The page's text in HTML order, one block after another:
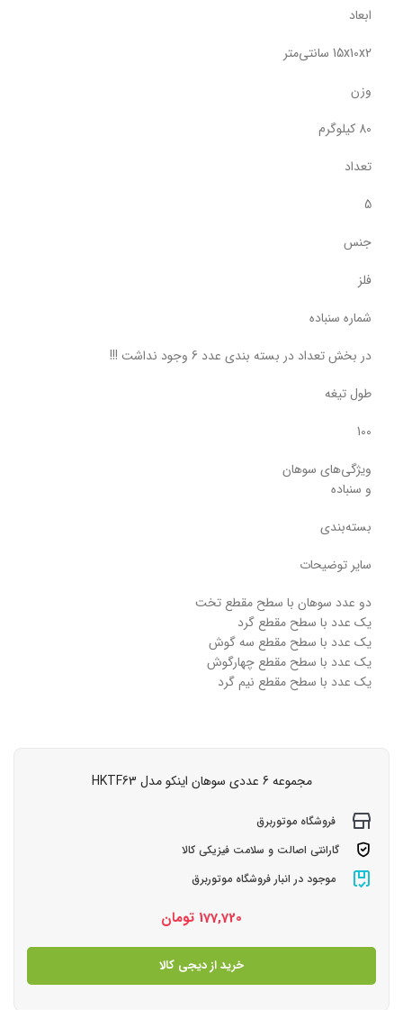
ابعاد
15x10x2 سانتی‌متر
وزن
80 کیلوگرم
تعداد
5
جنس
فلز
شماره سنباده
در بخش تعداد در بسته بندی عدد 6 وجود نداشت !!!
طول تیغه
100
ویژگی‌های سوهان
و سنباده
بسته‌بندی
سایر توضیحات
دو عدد سوهان با سطح مقطع تخت
یک عدد با سطح مقطع گرد
یک عدد با سطح مقطع سه گوش
یک عدد با سطح مقطع چهارگوش
یک عدد با سطح مقطع نیم گرد
مجموعه 6 عددی سوهان اینکو مدل HKTF63
فروشگاه موتوربرق
گارانتی اصالت و سلامت فیزیکی کالا
موجود در انبار فروشگاه موتوربرق
177,720 تومان
خرید از دیجی کالا